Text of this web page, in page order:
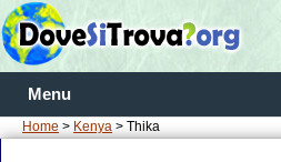
Menu
Home > Kenya > Thika